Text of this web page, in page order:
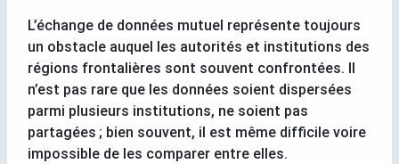
L’échange de données mutuel représente toujours
un obstacle auquel les autorités et institutions des
régions frontalières sont souvent confrontées. Il
n’est pas rare que les données soient dispersées
parmi plusieurs institutions, ne soient pas
partagées ; bien souvent, il est même difficile voire
impossible de les comparer entre elles.